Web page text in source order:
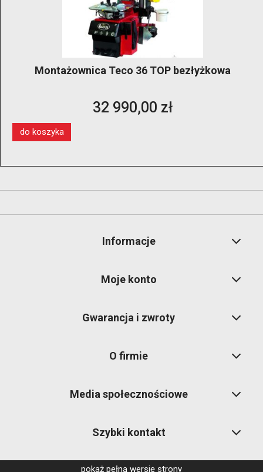
Montażownica Teco 36 TOP bezłyżkowa
32 990,00 zł
do koszyka
Informacje
Moje konto
Gwarancja i zwroty
O firmie
Media społecznościowe
Szybki kontakt
pokaż pełną wersję strony